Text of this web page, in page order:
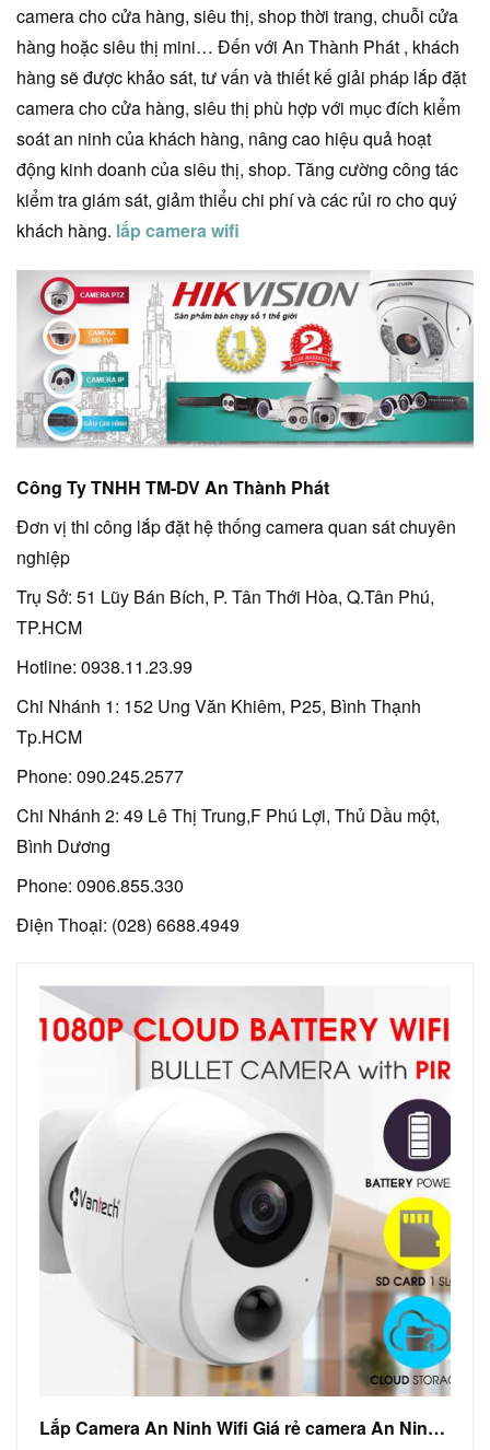
camera cho cửa hàng, siêu thị, shop thời trang, chuỗi cửa
hàng hoặc siêu thị mini… Đến với An Thành Phát , khách
hàng sẽ được khảo sát, tư vấn và thiết kế giải pháp lắp đặt
camera cho cửa hàng, siêu thị phù hợp với mục đích kiểm
soát an ninh của khách hàng, nâng cao hiệu quả hoạt
động kinh doanh của siêu thị, shop. Tăng cường công tác
kiểm tra giám sát, giảm thiểu chi phí và các rủi ro cho quý
khách hàng. lắp camera wifi
Công Ty TNHH TM-DV An Thành Phát
Đơn vị thi công lắp đặt hệ thống camera quan sát chuyên
nghiệp
Trụ Sở: 51 Lũy Bán Bích, P. Tân Thới Hòa, Q.Tân Phú,
TP.HCM
Hotline: 0938.11.23.99
Chi Nhánh 1: 152 Ung Văn Khiêm, P25, Bình Thạnh
Tp.HCM
Phone: 090.245.2577
Chi Nhánh 2: 49 Lê Thị Trung,F Phú Lợi, Thủ Dầu một,
Bình Dương
Phone: 0906.855.330
Điện Thoại: (028) 6688.4949
Lắp Camera An Ninh Wifi Giá rẻ camera An Ninh Chính hãng